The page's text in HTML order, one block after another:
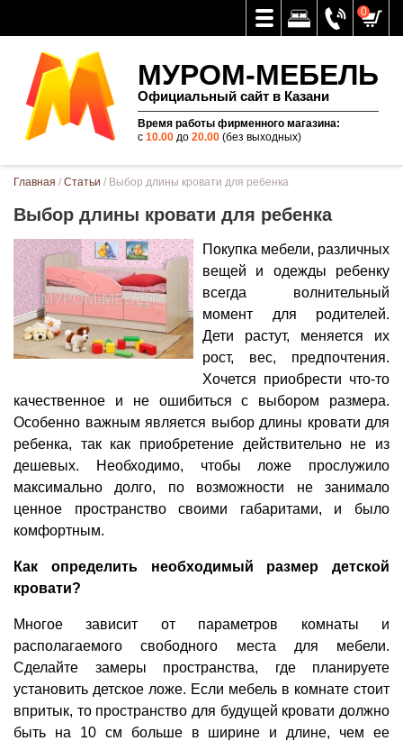
0
МУРОМ-МЕБЕЛЬ
Официальный сайт в Казани
Время работы фирменного магазина:
с 10.00до 20.00(без выходных)
Вы здесь
Главная / Статьи / Выбор длины кровати для ребенка
Выбор длины кровати для ребенка
Покупка мебели, различных
вещей и одежды ребенку
всегда волнительный
момент для родителей.
Дети растут, меняется их
рост, вес, предпочтения.
Хочется приобрести что-то
качественное и не ошибиться с выбором размера.
Особенно важным является выбор длины кровати для
ребенка, так как приобретение действительно не из
дешевых. Необходимо, чтобы ложе прослужило
максимально долго, по возможности не занимало
ценное пространство своими габаритами, и было
комфортным.
Как определить необходимый размер детской
кровати?
Многое зависит от параметров комнаты и
располагаемого свободного места для мебели.
Сделайте замеры пространства, где планируете
установить детское ложе. Если мебель в комнате стоит
впритык, то пространство для будущей кровати должно
быть на 10 см больше в ширине и длине, чем ее